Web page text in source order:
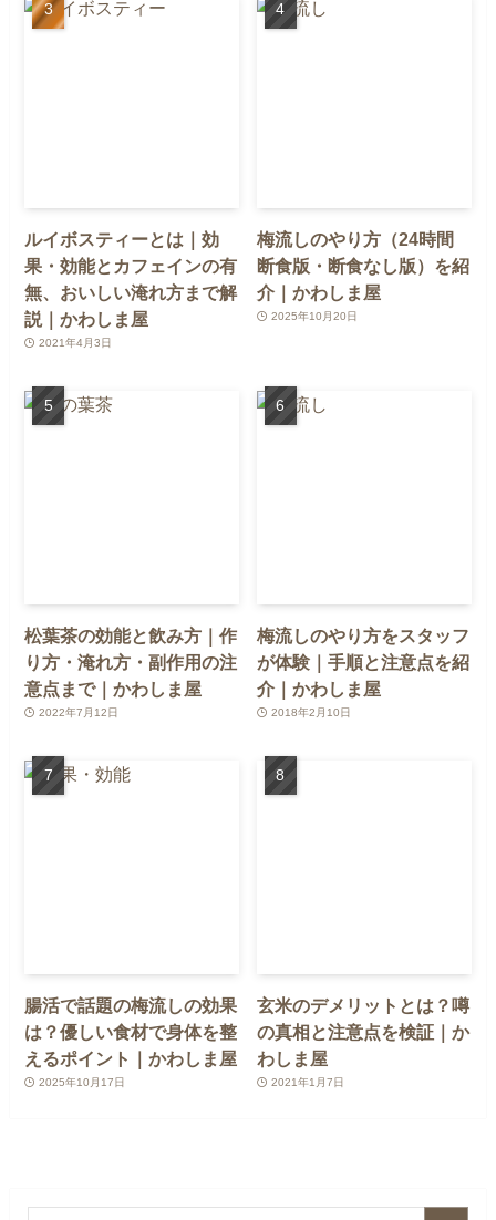
ルイボスティーとは｜効
果・効能とカフェインの有
無、おいしい淹れ方まで解
説｜かわしま屋
2021年4月3日
梅流しのやり方（24時間
断食版・断食なし版）を紹
介｜かわしま屋
2025年10月20日
松葉茶の効能と飲み方｜作
り方・淹れ方・副作用の注
意点まで｜かわしま屋
2022年7月12日
梅流しのやり方をスタッフ
が体験｜手順と注意点を紹
介｜かわしま屋
2018年2月10日
腸活で話題の梅流しの効果
は？優しい食材で身体を整
えるポイント｜かわしま屋
2025年10月17日
玄米のデメリットとは？噂
の真相と注意点を検証｜か
わしま屋
2021年1月7日